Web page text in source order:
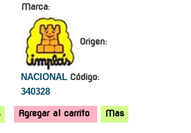
Marca:
Origen:
NACIONAL Código:
340328
Agregar al carrito Mas